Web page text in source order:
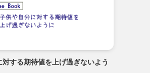
する期待値を上げ過ぎないよう